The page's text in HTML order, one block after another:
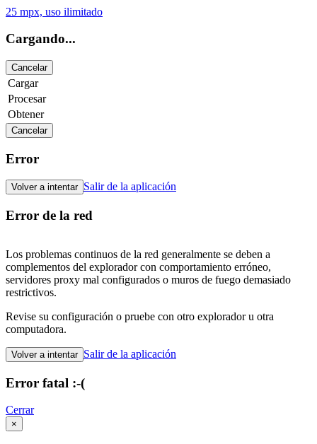
25 mpx, uso ilimitado
Cargando...
Cancelar
Cargar
Procesar
Obtener
Cancelar
Error
Volver a intentar Salir de la aplicación
Error de la red
Los problemas continuos de la red generalmente se deben a
complementos del explorador con comportamiento erróneo,
servidores proxy mal configurados o muros de fuego demasiado
restrictivos.
Revise su configuración o pruebe con otro explorador u otra
computadora.
Volver a intentar Salir de la aplicación
Error fatal :-(
Cerrar
×